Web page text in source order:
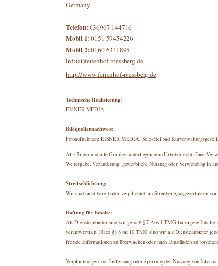
Germany
Telefon:036967 144716
Mobil 1:0151 59454226
Mobil 2:0160 6341895
info(at)ferienhof-roessberg.de
http://www.ferienhof-roessberg.de
Technische Realisierung:
EISNER MEDIA
Bildquellennachweis:
Fotoaufnahmen: EISNER MEDIA, Sole-Heilbad
Alle Bilder und alle Grafiken unterliegen dem Urheberrecht. Eine
Weitergabe, Veränderung, gewerbliche Nutzung oder Verwendung in
Streitschlichtung:
Wir sind nicht bereit oder verpflichtet, an Streitbeilegungsverfahren
Haftung für Inhalte:
Als Diensteanbieter sind wir gemäß § 7 Abs.1 TMG für eigene Inhalte
verantwortlich. Nach §§ 8 bis 10 TMG sind wir als Diensteanbieter
fremde Informationen zu überwachen oder nach Umständen zu
Verpflichtungen zur Entfernung oder Sperrung der Nutzung von